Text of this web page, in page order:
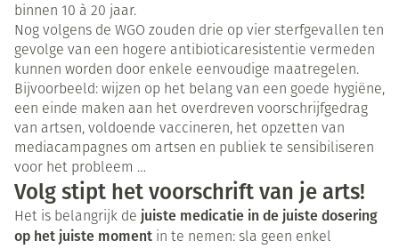
binnen 10 à 20 jaar.
Nog volgens de WGO zouden drie op vier sterfgevallen ten
gevolge van een hogere antibioticaresistentie vermeden
kunnen worden door enkele eenvoudige maatregelen.
Bijvoorbeeld: wijzen op het belang van een goede hygiëne,
een einde maken aan het overdreven voorschrijfgedrag
van artsen, voldoende vaccineren, het opzetten van
mediacampagnes om artsen en publiek te sensibiliseren
voor het probleem …
Volg stipt het voorschrift van je arts!
Het is belangrijk de juiste medicatie in de juiste dosering
op het juiste moment in te nemen: sla geen enkel